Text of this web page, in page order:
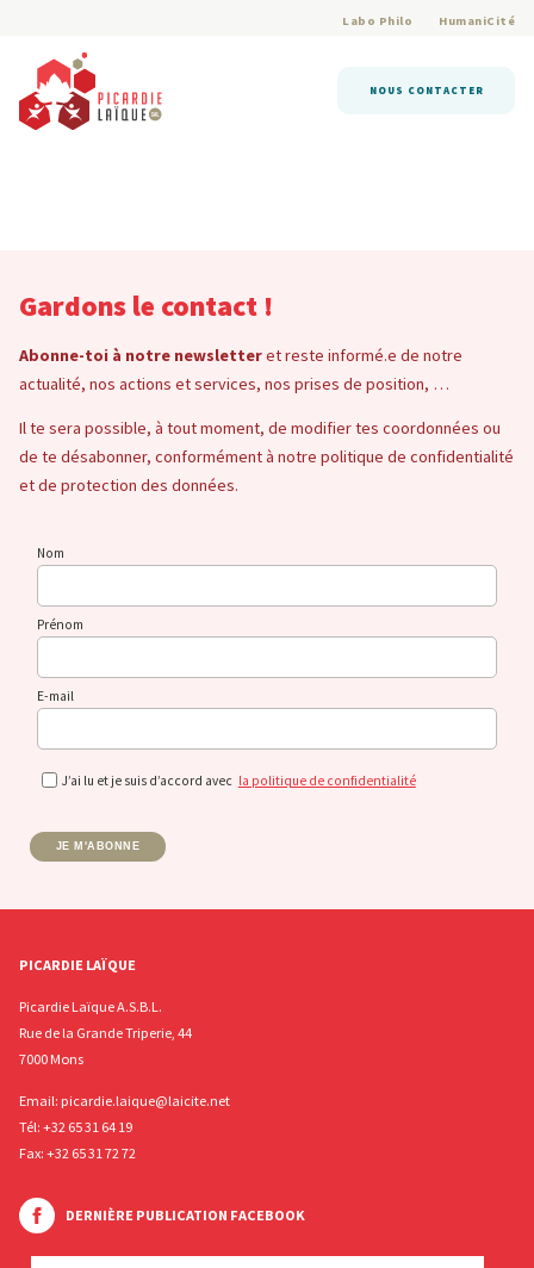
Labo Philo HumaniCité
NOUS CONTACTER
Gardons le contact !
Abonne-toi à notre newsletteret reste informé.e de notre
actualité, nos actions et services, nos prises de position, …
Il te sera possible, à tout moment, de modifier tes coordonnées ou
de te désabonner, conformément à notre politique de confidentialité
et de protection des données.
Nom
Prénom
E-mail
J’ai lu et je suis d’accord avec la politique de confidentialité
JE M'ABONNE
PICARDIE LAÏQUE
Picardie Laïque A.S.B.L.
Rue de la Grande Triperie, 44
7000 Mons
Email: picardie.laique@laicite.net
Tél: +32 65 31 64 19
Fax: +32 65 31 72 72
DERNIÈRE PUBLICATION FACEBOOK